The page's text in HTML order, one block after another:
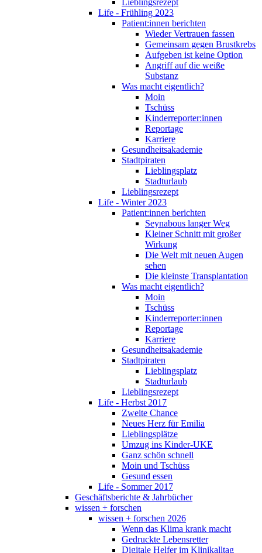
Lieblingsrezept
Life - Frühling 2023
Patient:innen berichten
Wieder Vertrauen fassen
Gemeinsam gegen Brustkrebs
Aufgeben ist keine Option
Angriff auf die weiße
Substanz
Was macht eigentlich?
Moin
Tschüss
Kinderreporter:innen
Reportage
Karriere
Gesundheitsakademie
Stadtpiraten
Lieblingsplatz
Stadturlaub
Lieblingsrezept
Life - Winter 2023
Patient:innen berichten
Seynabous langer Weg
Kleiner Schnitt mit großer
Wirkung
Die Welt mit neuen Augen
sehen
Die kleinste Transplantation
Was macht eigentlich?
Moin
Tschüss
Kinderreporter:innen
Reportage
Karriere
Gesundheitsakademie
Stadtpiraten
Lieblingsplatz
Stadturlaub
Lieblingsrezept
Life - Herbst 2017
Zweite Chance
Neues Herz für Emilia
Lieblingsplätze
Umzug ins Kinder-UKE
Ganz schön schnell
Moin und Tschüss
Gesund essen
Life - Sommer 2017
Geschäftsberichte & Jahrbücher
wissen + forschen
wissen + forschen 2026
Wenn das Klima krank macht
Gedruckte Lebensretter
Digitale Helfer im Klinikalltag